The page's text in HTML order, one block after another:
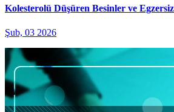
Kolesterolü Düşüren Besinler ve
Şub, 03 2026